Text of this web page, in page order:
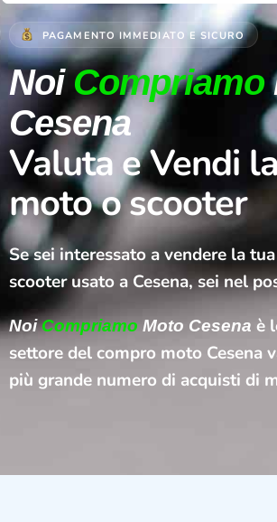
PAGAMENTO IMMEDIATO E SICURO
NoiCompriamo
Cesena
Valuta e Vendi
moto o scooter
Se sei interessato a vendere la
scooter usato a Cesena, sei nel
NoiCompriamo Moto Cesena è
settore del compro moto Cesena
più grande numero di acquisti di